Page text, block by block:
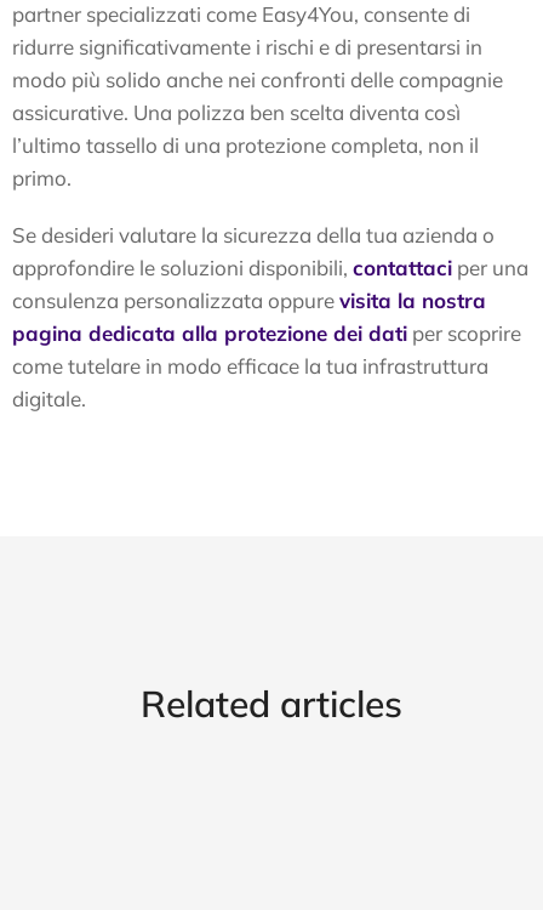
partner specializzati come Easy4You, consente di
ridurre significativamente i rischi e di presentarsi in
modo più solido anche nei confronti delle compagnie
assicurative. Una polizza ben scelta diventa così
l’ultimo tassello di una protezione completa, non il
primo.
Se desideri valutare la sicurezza della tua azienda o
approfondire le soluzioni disponibili, contattaci per una
consulenza personalizzata oppurevisita la nostra
pagina dedicata alla protezione dei dati per scoprire
come tutelare in modo efficace la tua infrastruttura
digitale.
Related articles